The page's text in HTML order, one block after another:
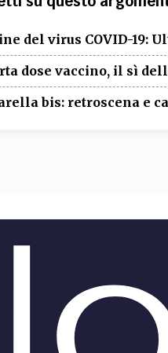
del virus COVID-19:
dose vaccino, il sì
bis: retroscena e